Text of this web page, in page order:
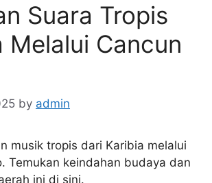
Suara Tropis
Melalui Cancun
by admin
musik tropis dari Karibia melalui
Temukan keindahan budaya dan
ini di sini.